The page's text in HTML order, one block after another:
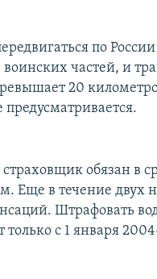
по
частей, и
20
обязан в
Еще в течение двух
Штрафовать
с 1 января